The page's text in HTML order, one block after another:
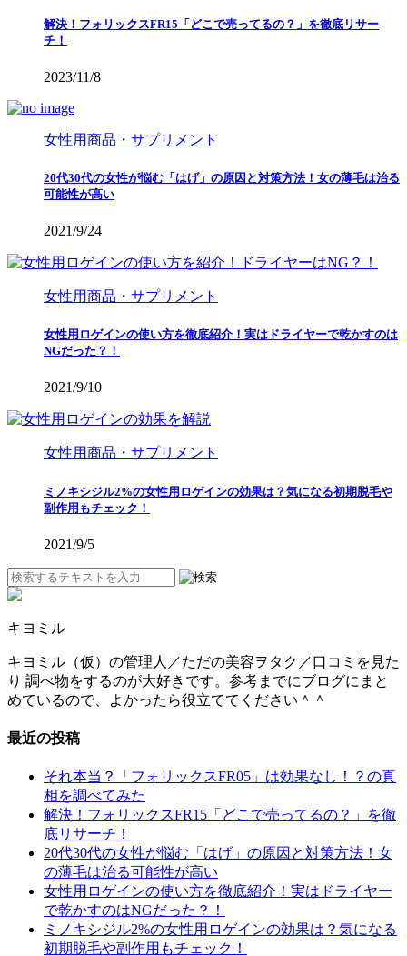
解決！フォリックスFR15「どこで売ってるの？」を徹底リサー
チ！
2023/11/8
女性用商品・サプリメント
20代30代の女性が悩む「はげ」の原因と対策方法！女の薄毛は治る
可能性が高い
2021/9/24
女性用商品・サプリメント
女性用ロゲインの使い方を徹底紹介！実はドライヤーで乾かすのは
NGだった？！
2021/9/10
女性用商品・サプリメント
ミノキシジル2%の女性用ロゲインの効果は？気になる初期脱毛や
副作用もチェック！
2021/9/5
キヨミル
キヨミル（仮）の管理人／ただの美容ヲタク／口コミを見た
り 調べ物をするのが大好きです。参考までにブログにまと
めているので、よかったら役立ててください＾＾
最近の投稿
それ本当？「フォリックスFR05」は効果なし！？の真
相を調べてみた
解決！フォリックスFR15「どこで売ってるの？」を徹
底リサーチ！
20代30代の女性が悩む「はげ」の原因と対策方法！女
の薄毛は治る可能性が高い
女性用ロゲインの使い方を徹底紹介！実はドライヤー
で乾かすのはNGだった？！
ミノキシジル2%の女性用ロゲインの効果は？気になる
初期脱毛や副作用もチェック！